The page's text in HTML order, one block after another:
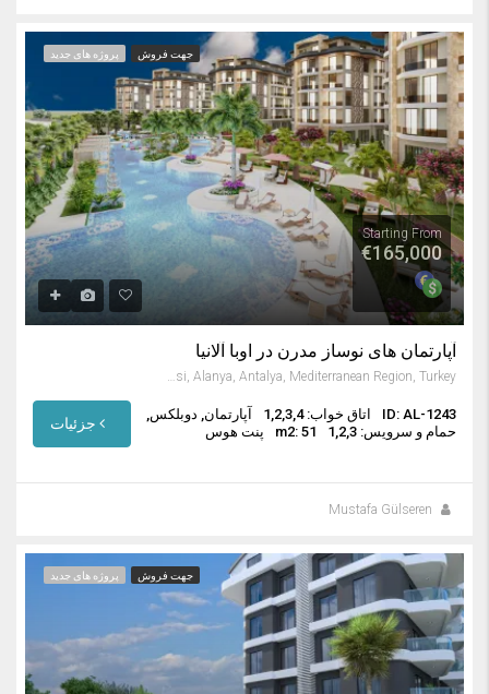
جهت فروش پروژه های جدید
Starting From
€165,000
آپارتمان های نوساز مدرن در اوبا آلانیا
Oba Mahallesi, Alanya, Antalya, Mediterranean Region, Turkey
ID: AL-1243
اتاق خواب: 1,2,3,4
حمام و سرویس: 1,2,3
m2: 51
آپارتمان, دوبلکس,
پنت هوس
Mustafa Gülseren
جهت فروش پروژه های جدید